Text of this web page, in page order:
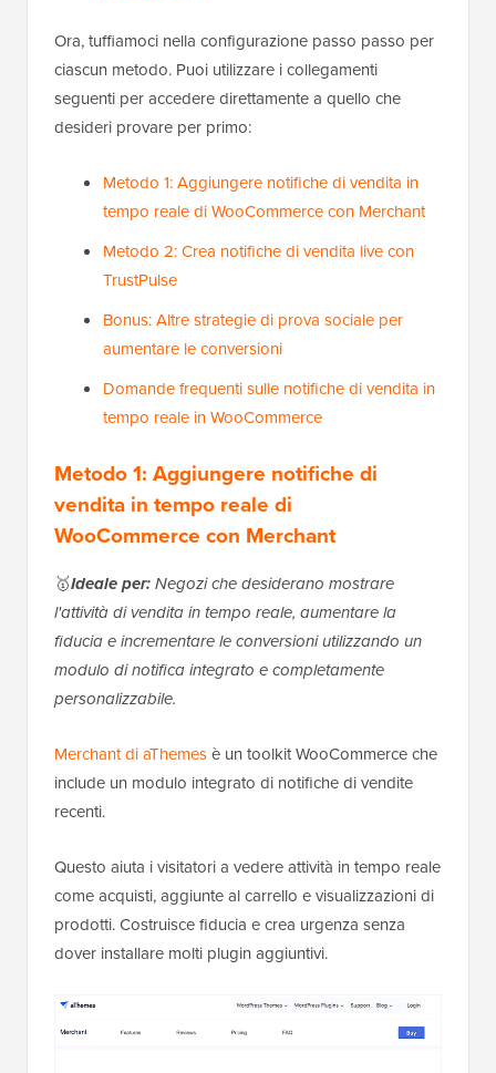
Ora, tuffiamoci nella configurazione passo passo per
ciascun metodo. Puoi utilizzare i collegamenti
seguenti per accedere direttamente a quello che
desideri provare per primo:
Metodo 1: Aggiungere notifiche di vendita in
tempo reale di WooCommerce con Merchant
Metodo 2: Crea notifiche di vendita live con
TrustPulse
Bonus: Altre strategie di prova sociale per
aumentare le conversioni
Domande frequenti sulle notifiche di vendita in
tempo reale in WooCommerce
Metodo 1: Aggiungere notifiche di
vendita in tempo reale di
WooCommerce con Merchant
🥇Ideale per:Negozi che desiderano mostrare
l'attività di vendita in tempo reale, aumentare la
fiducia e incrementare le conversioni utilizzando un
modulo di notifica integrato e completamente
personalizzabile.
Merchant di aThemesè un toolkit WooCommerce che
include un modulo integrato di notifiche di vendite
recenti.
Questo aiuta i visitatori a vedere attività in tempo reale
come acquisti, aggiunte al carrello e visualizzazioni di
prodotti. Costruisce fiducia e crea urgenza senza
dover installare molti plugin aggiuntivi.